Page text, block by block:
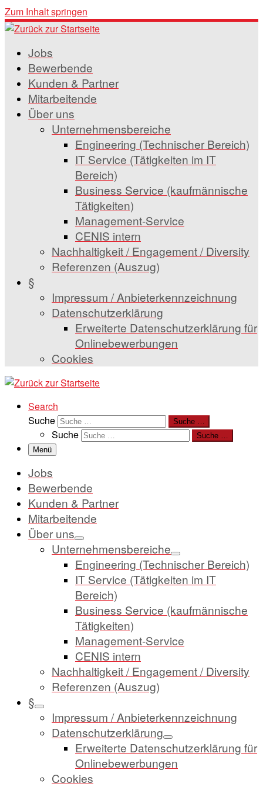
Zum Inhalt springen
Jobs
Bewerbende
Kunden & Partner
Mitarbeitende
Über uns
Unternehmensbereiche
Engineering (Technischer Bereich)
IT Service (Tätigkeiten im IT
Bereich)
Business Service (kaufmännische
Tätigkeiten)
Management-Service
CENIS intern
Nachhaltigkeit / Engagement / Diversity
Referenzen (Auszug)
§
Impressum / Anbieterkennzeichnung
Datenschutzerklärung
Erweiterte Datenschutzerklärung für
Onlinebewerbungen
Cookies
Search
Suche
Suche …
Suche
Suche …
Menü
Jobs
Bewerbende
Kunden & Partner
Mitarbeitende
Über uns
Unternehmensbereiche
Engineering (Technischer Bereich)
IT Service (Tätigkeiten im IT
Bereich)
Business Service (kaufmännische
Tätigkeiten)
Management-Service
CENIS intern
Nachhaltigkeit / Engagement / Diversity
Referenzen (Auszug)
§
Impressum / Anbieterkennzeichnung
Datenschutzerklärung
Erweiterte Datenschutzerklärung für
Onlinebewerbungen
Cookies